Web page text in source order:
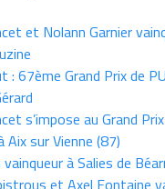
et Nolann Garnier
: 67ème Grand Prix de
s’impose au Grand
Aix sur Vienne (87)
à Salies de
et Axel Fontaine